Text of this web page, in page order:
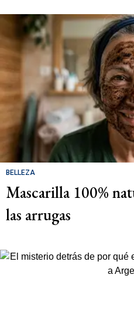
BELLEZA
Mascarilla 100%
las arrugas